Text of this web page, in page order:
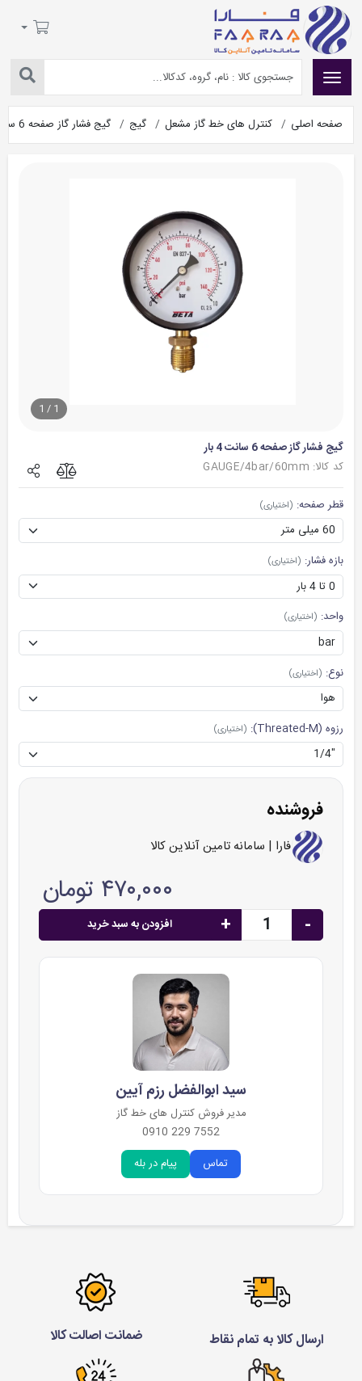
صفحه اصلی کنترل های خط گاز مشعل گیج گیج فشار گاز صفحه 6 سانت 4 بار
1
/
1
گیج فشار گاز صفحه 6 سانت 4 بار
کد کالا: GAUGE/4bar/60mm
قطر صفحه: (اختیاری)
بازه فشار: (اختیاری)
واحد: (اختیاری)
نوع: (اختیاری)
رزوه (Threated-M): (اختیاری)
فروشنده
فارا | سامانه تامین آنلاین کالا
۴۷۰,۰۰۰ تومان
-
+ افزودن به سبد خرید
سید ابوالفضل رزم آیین
مدیر فروش کنترل های خط گاز
7552 229 0910
تماس
پیام در بله
ارسال کالا به تمام نقاط ضمانت اصالت کالا